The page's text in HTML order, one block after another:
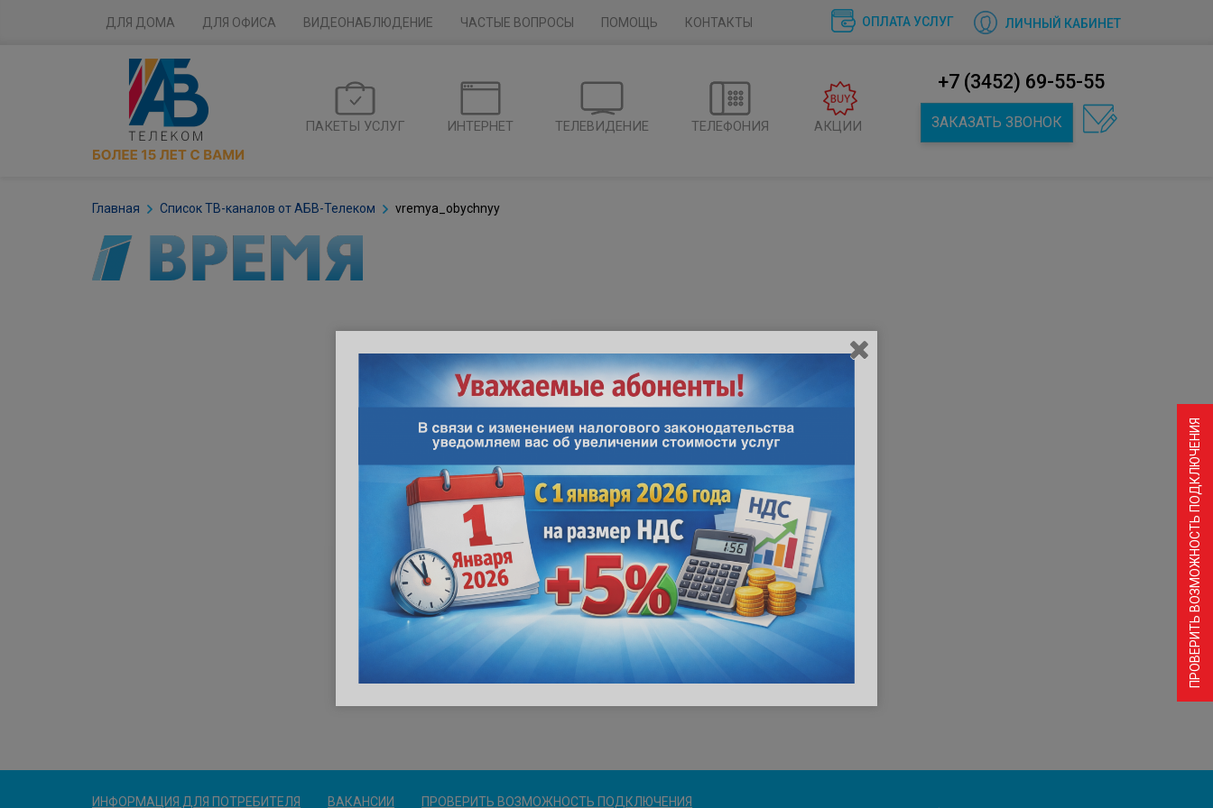
ДЛЯ ДОМА ДЛЯ ОФИСА ВИДЕОНАБЛЮДЕНИЕ ЧАСТЫЕ ВОПРОСЫ ПОМОЩЬ ОПЛАТА УСЛУГ
КОНТАКТЫ ЛИЧНЫЙ КАБИНЕТ
+7 (3452) 69-55-55
ЗАКАЗАТЬ ЗВОНОК
ПАКЕТЫ УСЛУГ ИНТЕРНЕТ ТЕЛЕВИДЕНИЕ ТЕЛЕФОНИЯ АКЦИИ
Главная Список ТВ-каналов от АБВ-Телеком vremya_obychnyy
ПРОВЕРИТЬ ВОЗМОЖНОСТЬ ПОДКЛЮЧЕНИЯ
ИНФОРМАЦИЯ ДЛЯ ПОТРЕБИТЕЛЯ ВАКАНСИИ ПРОВЕРИТЬ ВОЗМОЖНОСТЬ ПОДКЛЮЧЕНИЯ